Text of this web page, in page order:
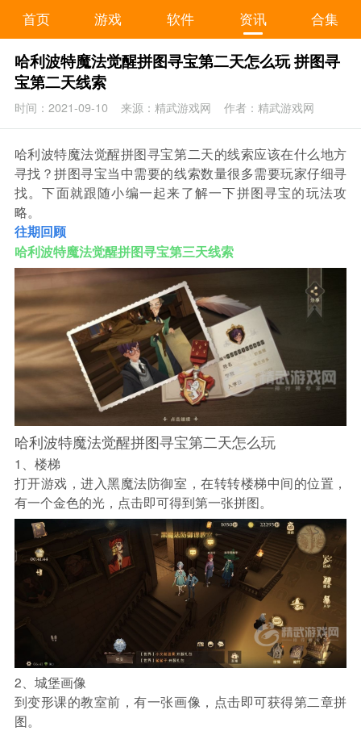
首页 游戏 软件 资讯 合集
哈利波特魔法觉醒拼图寻宝第二天怎么玩 拼图寻
宝第二天线索
时间：2021-09-10 来源：精武游戏网 作者：精武游戏网
哈利波特魔法觉醒拼图寻宝第二天的线索应该在什么地方
寻找？拼图寻宝当中需要的线索数量很多需要玩家仔细寻
找。下面就跟随小编一起来了解一下拼图寻宝的玩法攻
略。
往期回顾
哈利波特魔法觉醒拼图寻宝第三天线索
哈利波特魔法觉醒拼图寻宝第二天怎么玩
1、楼梯
打开游戏，进入黑魔法防御室，在转转楼梯中间的位置，
有一个金色的光，点击即可得到第一张拼图。
2、城堡画像
到变形课的教室前，有一张画像，点击即可获得第二章拼
图。